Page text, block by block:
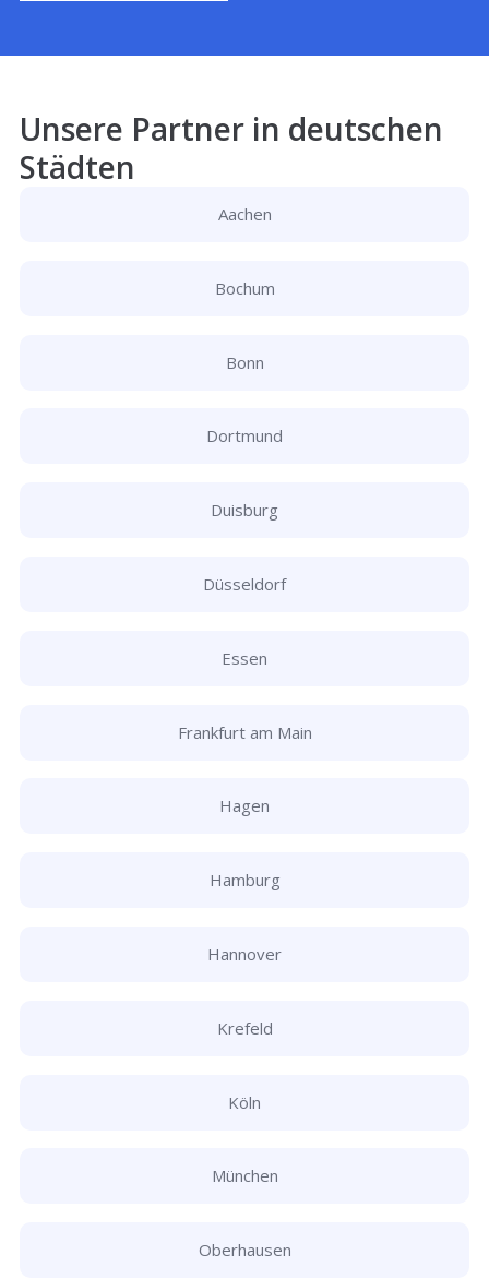
Unsere Partner in deutschen
Städten
Aachen
Bochum
Bonn
Dortmund
Duisburg
Düsseldorf
Essen
Frankfurt am Main
Hagen
Hamburg
Hannover
Krefeld
Köln
München
Oberhausen